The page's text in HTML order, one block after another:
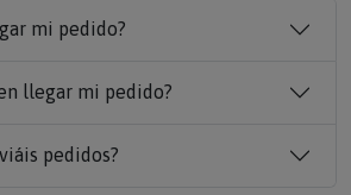
mi pedido?
llegar mi pedido?
pedidos?